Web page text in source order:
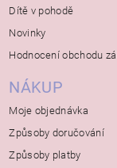
Dítě v pohodě
Novinky
Hodnocení obchodu
NÁKUP
Moje objednávka
Způsoby doručování
Způsoby platby